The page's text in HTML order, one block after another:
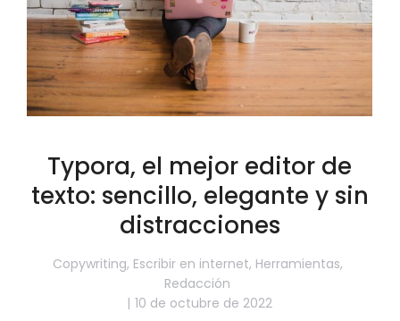
Typora, el mejor editor de
texto: sencillo, elegante y sin
distracciones
Copywriting, Escribir en internet, Herramientas,
Redacción
10 de octubre de 2022